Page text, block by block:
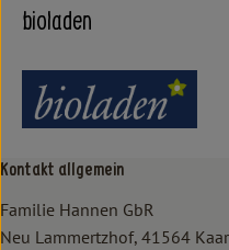
bioladen
Kontakt allgemein
Familie Hannen GbR
Neu Lammertzhof, 41564